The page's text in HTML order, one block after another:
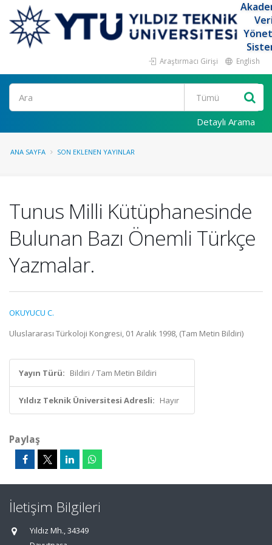
Araştırmacı Girişi English
Ara
Detaylı Arama
ANA SAYFA SON EKLENEN YAYINLAR
Tunus Milli Kütüphanesinde
Bulunan Bazı Önemli Türkçe
Yazmalar.
OKUYUCU C.
Uluslararası Türkoloji Kongresi, 01 Aralık 1998, (Tam Metin Bildiri)
Yayın Türü: Bildiri / Tam Metin Bildiri
Yıldız Teknik Üniversitesi Adresli: Hayır
Paylaş
İletişim Bilgileri
Yıldız Mh., 34349